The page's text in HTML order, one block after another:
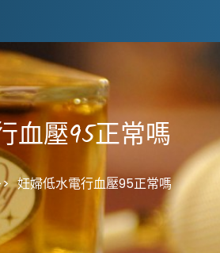
血壓95正常嗎
妊婦低水電行血壓95正常嗎